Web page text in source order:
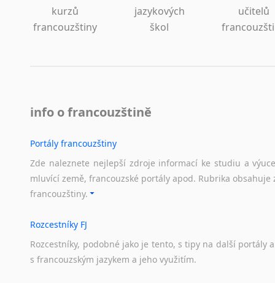
kurzů
francouzštiny
jazykových
škol
učitelů
info o francouzštině
Portály francouzštiny
Zde naleznete nejlepší zdroje informací ke studiu a
mluvící země, francouzské portály apod. Rubrika
francouzštiny.
Rozcestníky FJ
Rozcestníky, podobné jako je tento, s tipy na další portály a
s francouzským jazykem a jeho využitím.